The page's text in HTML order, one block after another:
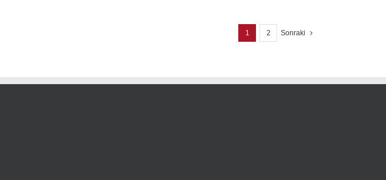
1 2 Sonraki